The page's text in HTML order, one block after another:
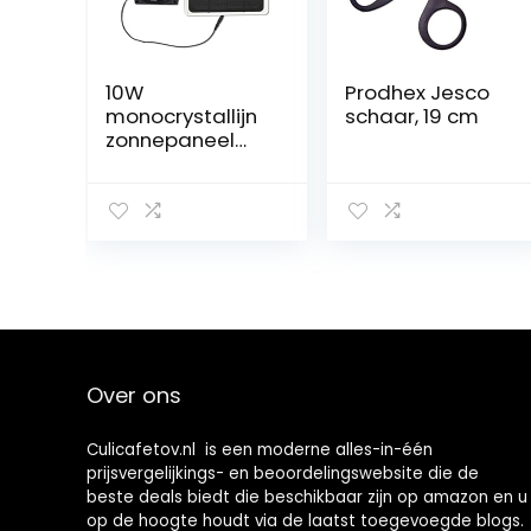
10W
monocrystallijn
zonnepaneel
Bord buiten
fotovoltaïsche
te maken
Prodhex Jesco
schaar, 19 cm
Over ons
Culicafetov.nl is een moderne alles-in-één
prijsvergelijkings- en beoordelingswebsite die de
beste deals biedt die beschikbaar zijn op amazon en u
op de hoogte houdt via de laatst toegevoegde blogs.